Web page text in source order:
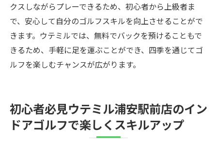
クスしながらプレーできるため、初心者から上級者ま
で、安心して自分のゴルフスキルを向上させることがで
きます。ウテミルでは、無料でバックを預けることもで
きるため、手軽に足を運ぶことができ、四季を通じてゴ
ルフを楽しむチャンスが広がります。
初心者必見ウテミル浦安駅前店のイン
ドアゴルフで楽しくスキルアップ